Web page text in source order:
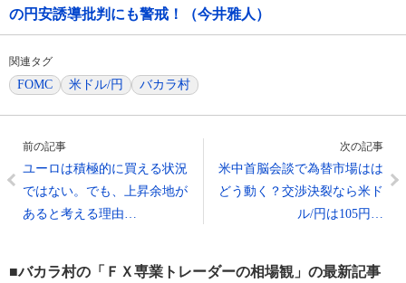
の円安誘導批判にも警戒！（今井雅人）
関連タグ
FOMC 米ドル/円 バカラ村
前の記事
ユーロは積極的に買える状況
ではない。でも、上昇余地が
あると考える理由…
次の記事
米中首脳会談で為替市場はは
どう動く？交渉決裂なら米ド
ル/円は105円…
■バカラ村の「ＦＸ専業トレーダーの相場観」の最新記事